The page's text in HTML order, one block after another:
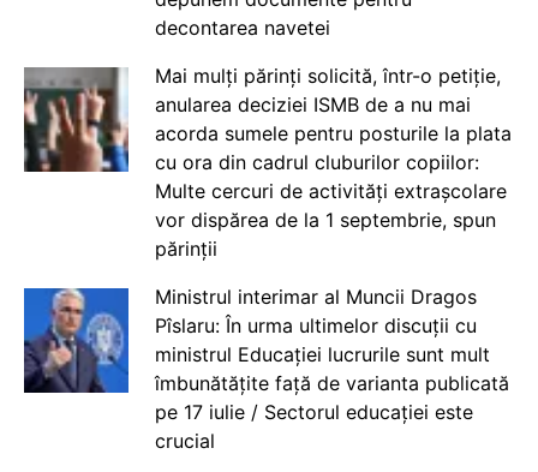
decontarea navetei
Mai mulți părinți solicită, într-o petiție,
anularea deciziei ISMB de a nu mai
acorda sumele pentru posturile la plata
cu ora din cadrul cluburilor copiilor:
Multe cercuri de activități extrașcolare
vor dispărea de la 1 septembrie, spun
părinții
Ministrul interimar al Muncii Dragos
Pîslaru: În urma ultimelor discuții cu
ministrul Educației lucrurile sunt mult
îmbunătățite față de varianta publicată
pe 17 iulie / Sectorul educației este
crucial